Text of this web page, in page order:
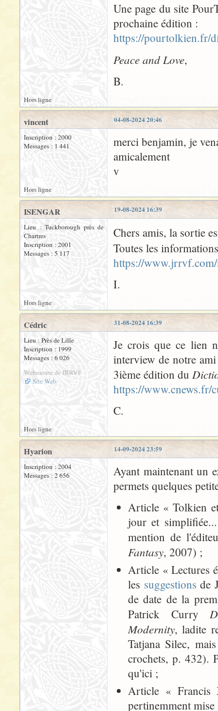
Une page du site
prochaine édition :
https://pourtolkien.fr/
Peace and Love,
B.
Hors ligne
04-08-2024 20:46
vincent
Inscription : 2000
Messages : 1 441
merci benjamin, je
amicalement
v
Hors ligne
19-08-2024 16:39
ISENGAR
Lieu : Tuckborough près de
Chartres
Inscription : 2001
Messages : 5 117
Chers amis, la sortie
Toutes les
https://
I.
Hors ligne
31-08-2024 16:39
Cédric
Lieu : Près de Lille
Inscription : 1999
Messages : 6 026
Webmestre de JRRVF
Site Web
Je crois que ce lien
interview de notre
3ième édition du
https://
C.
Hors ligne
14-09-2024 23:59
Hyarion
Inscription : 2004
Messages : 2 656
Ayant maintenant un
permets quelques
Article « Tolkien
jour et
mention de
Fantasy, 2007) ;
Article « Lectures
les suggestions de
de date de la
Patrick Curry
Modernity, ladite
Tatjana Silec,
crochets, p. 432).
qu'ici ;
Article « Francis
pertinemment